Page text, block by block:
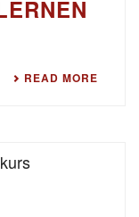
READ MORE